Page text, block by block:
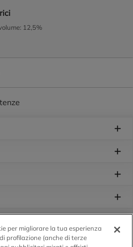
12,5%
per migliorare la tua esperienza
profilazione (anche di terze